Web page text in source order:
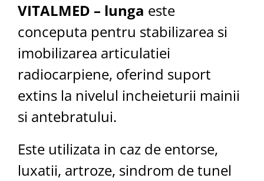
Ventilatoare
Purificatoare
Incalzitoare corporale
Electrocasnice mici
Suplimente nutritive
Proteine si aminoacizi
Proteine
Tablete energizante
Alte suplimente nutritive
VITALMED – lunga este
conceputa pentru stabilizarea si
imobilizarea articulatiei
radiocarpiene, oferind suport
extins la nivelul incheieturii mainii
si antebratului.
Este utilizata in caz de entorse,
luxatii, artroze, sindrom de tunel